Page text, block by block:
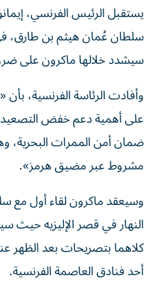
يستقبل الرئيس الفرنسي،
سلطان عُمان هيثم بن طارق، في
سيشدد خلالها ماكرون على
وأفادت الرئاسة الفرنسية، بأن
على أهمية دعم خفض
ضمان أمن الممرات البحرية،
مشروط عبر مضيق هرمز».
وسيعقد ماكرون لقاء أول
النهار في قصر الإليزيه حيث
كلاهما بتصريحات بعد الظهر
أحد فنادق العاصمة الفرنسية.